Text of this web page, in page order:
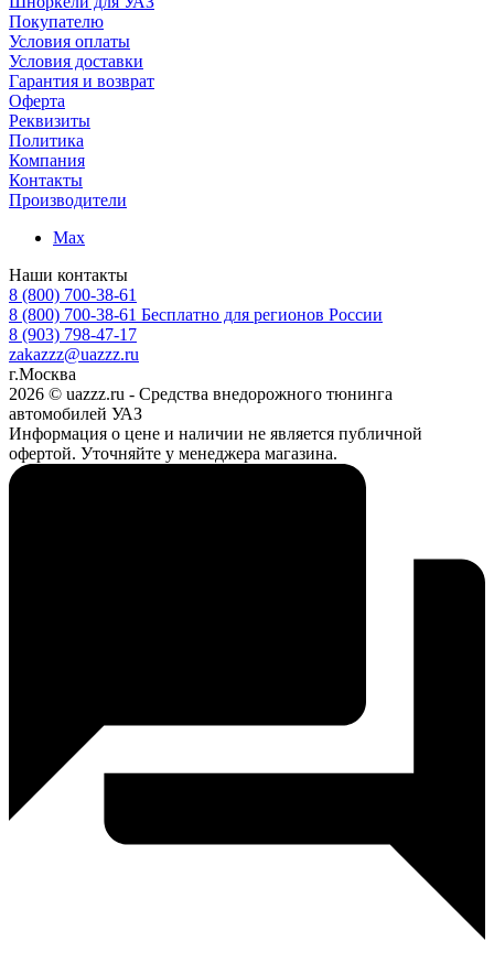
Покупателю
Условия оплаты
Условия доставки
Гарантия и возврат
Оферта
Реквизиты
Политика
Компания
Контакты
Производители
Max
Наши контакты
8 (800) 700-38-61
8 (800) 700-38-61 Бесплатно для регионов России
8 (903) 798-47-17
zakazzz@uazzz.ru
г.Москва
2026 © uazzz.ru - Средства внедорожного тюнинга
автомобилей УАЗ
Информация о цене и наличии не является публичной
офертой. Уточняйте у менеджера магазина.